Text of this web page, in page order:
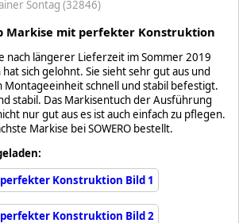
Sontag (32846)
Markise mit perfekter Konstruktion
nach längerer Lieferzeit im Sommer 2019
sich gelohnt. Sie sieht sehr gut aus und
Montageeinheit schnell und stabil befestigt.
stabil. Das Markisentuch der Ausführung
nur gut aus es ist auch einfach zu pflegen.
Markise bei SOWERO bestellt.